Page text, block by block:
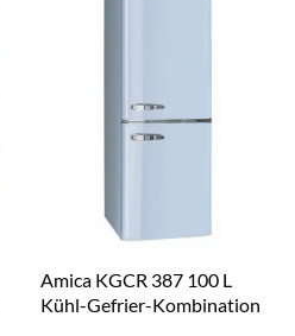
Amica KGCR 387 100 L
Kühl-Gefrier-Kombination